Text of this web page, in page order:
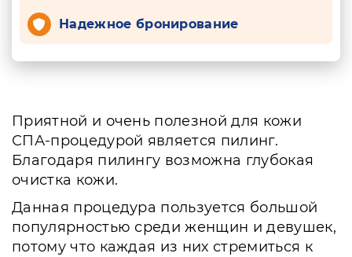
Надежное бронирование
Приятной и очень полезной для кожи
СПА-процедурой является пилинг.
Благодаря пилингу возможна глубокая
очистка кожи.
Данная процедура пользуется большой
популярностью среди женщин и девушек,
потому что каждая из них стремиться к